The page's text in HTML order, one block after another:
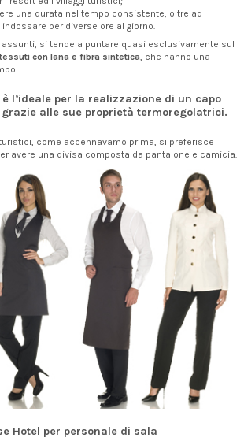
una durata nel tempo consistente, oltre ad
per diverse ore al giorno.
assunti, si tende a puntare quasi esclusivamente sul
tessuti con lana e fibra sintetica, che hanno una
è l’ideale per la realizzazione di un capo
alle sue proprietà termoregolatrici.
come accennavamo prima, si preferisce
avere una divisa composta da pantalone e camicia.
Hotel per personale di sala